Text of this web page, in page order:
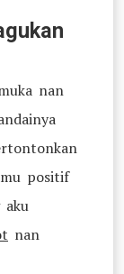
nan
positif
aku
nan